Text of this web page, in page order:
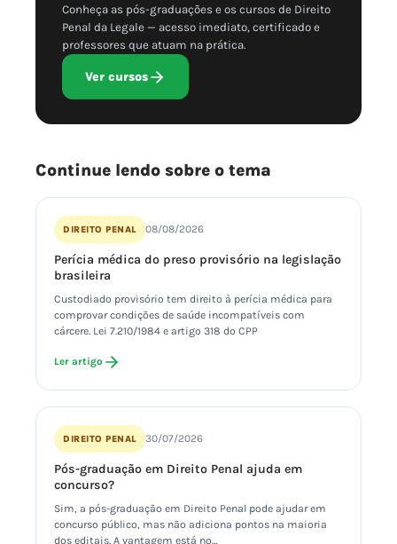
Conheça as pós-graduações e os cursos de Direito
Penal da Legale — acesso imediato, certificado e
professores que atuam na prática.
Ver cursos
Continue lendo sobre o tema
DIREITO PENAL 08/08/2026
Perícia médica do preso provisório na legislação
brasileira
Custodiado provisório tem direito à perícia médica para
comprovar condições de saúde incompatíveis com
cárcere. Lei 7.210/1984 e artigo 318 do CPP
Ler artigo
DIREITO PENAL 30/07/2026
Pós-graduação em Direito Penal ajuda em
concurso?
Sim, a pós-graduação em Direito Penal pode ajudar em
concurso público, mas não adiciona pontos na maioria
dos editais. A vantagem está no…